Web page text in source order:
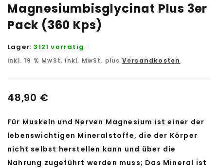
Magnesiumbisglycinat Plus 3er
Pack (360 Kps)
Lager: 3121 vorrätig
inkl. 19 % MwSt. inkl. MwSt. plus Versandkosten
48,90 €
Für Muskeln und Nerven Magnesium ist einer der
lebenswichtigen Mineralstoffe, die der Körper
nicht selbst herstellen kann und über die
Nahrung zugeführt werden muss; Das Mineral ist